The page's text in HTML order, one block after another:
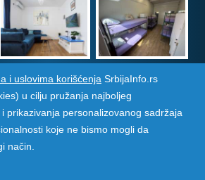
Sva prava zadržana. Pogledajte i
pozarevacinfo.rs
sajtova
i uslovima korišćenja SrbijaInfo.rs
u cilju pružanja najboljeg
prikazivanja personalizovanog sadržaja
koje ne bismo mogli da
način.